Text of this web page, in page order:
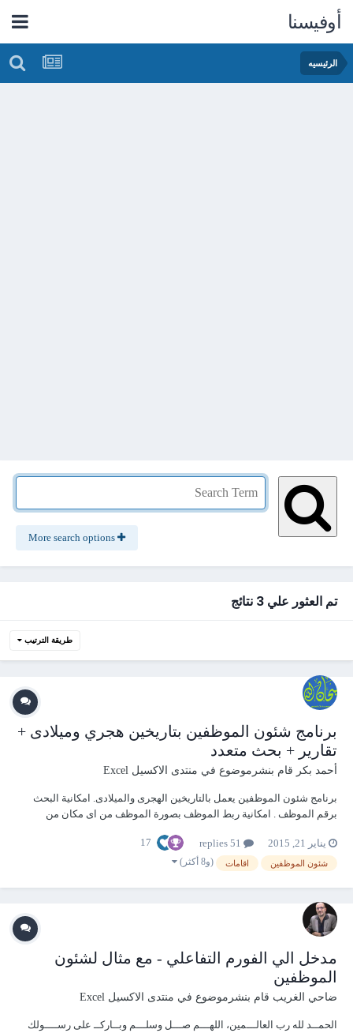
أوفيسنا
الرئيسيه
تم العثور علي 3 نتائج
طريقة الترتيب
برنامج شئون الموظفين بتاريخين هجري وميلادى +
تقارير + بحث متعدد
أحمد بكر قام بنشرموضوع في منتدى الاكسيل Excel
برنامج شئون الموظفين يعمل بالتاريخين الهجرى والميلادى. امكانية البحث
برقم الموظف . امكانية ربط الموظف بصورة الموظف من اى مكان من
موظف او تعديل بيانات الموظف . اصدار تقارير عن موظف واحد بطباعة بياناته
فى صفحة م...
يناير 21, 2015 17
شئون الموظفين اقامات (و8 أكثر)
مدخل الي الفورم التفاعلي - مع مثال لشئون
الموظفين
ضاحي الغريب قام بنشرموضوع في منتدى الاكسيل Excel
الحمــد لله رب العالـــمين، اللهـــم صـــل وسلـــم وبــاركــ على رســــولك